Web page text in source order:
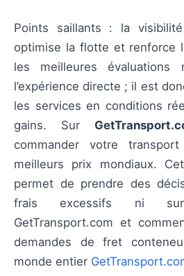
Points saillants : la
optimise la flotte et renforce
les meilleures évaluations
l’expérience directe ; il est
les services en conditions
gains. Sur
commander votre
meilleurs prix mondiaux.
permet de prendre des
frais excessifs ni
GetTransport.com et
demandes de fret
monde entier